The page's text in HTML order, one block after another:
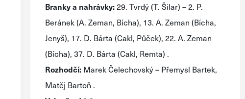
Branky a nahrávky:29. Tvrdý (T. Šilar) – 2. P.
Beránek (A. Zeman, Bícha), 13. A. Zeman (Bícha,
Jenyš), 17. D. Bárta (Cakl, Půček), 22. A. Zeman
(Bícha), 37. D. Bárta (Cakl, Remta) .
Rozhodčí: Marek Čelechovský – Přemysl Bartek,
Matěj Bartoň .